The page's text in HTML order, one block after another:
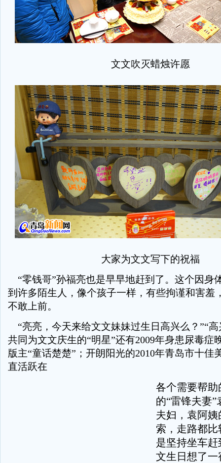
文文吹灭蜡烛许愿
大家为文文写下的祝福
“零钱哥”孙福亮也是早早地赶到了。这个因身
到许多陌生人，像个孩子一样，有些拘谨和害羞
不敢上前。
“亮亮，今天来给文文妹妹过生日高兴么？”“高
共同为文文庆生的“明星”还有2009年身患尿毒症
版主“童话楚楚”；开朗阳光的2010年青岛市十佳
直活跃在
各个需要帮
的“雷锋夫妻
夫妇，袁阿
索，走路都
是坚持坐车
文生日想了